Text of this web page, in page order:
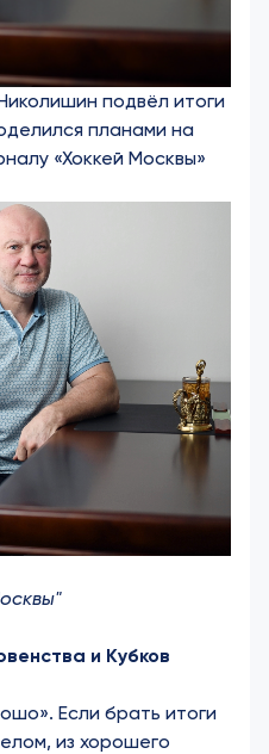
подвёл итоги
планами на
«Хоккей Москвы»
и Кубков
Если брать итоги
из хорошего